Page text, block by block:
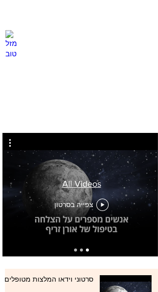
מזל טוב
לחץ
כאן
All Videos
צפייה בסרטון
סרטוני וידאו המלצות מטופלים